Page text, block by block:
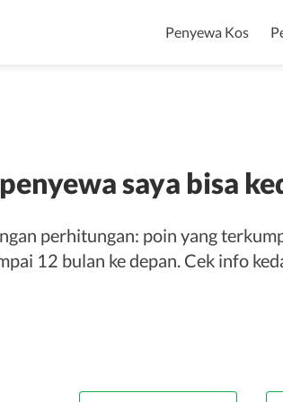
Penyewa Kos
saya bisa
perhitungan: poin yang
12 bulan ke depan. Cek info